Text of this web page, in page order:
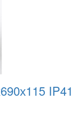
IP41